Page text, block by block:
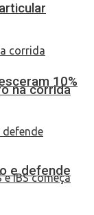
10%
na corrida
e defende